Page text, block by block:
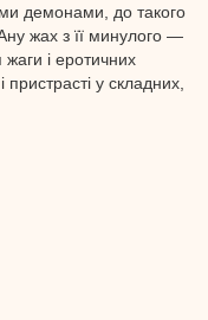
демонами, до такого
Ану жах з її минулого —
жаги і еротичних
пристрасті у складних,